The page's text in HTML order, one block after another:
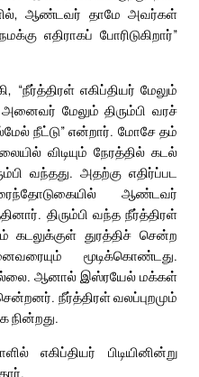
ஆண்டவர் தாமே அவர்கள்
எதிராகப் போரிடுகிறார்”
எகிப்தியர் மேலும்
மேலும் திரும்பி வரச்
நீட்டு” என்றார். மோசே தம்
விடியும் நேரத்தில் கடல்
வந்தது. அதற்கு எதிர்ப்பட
ஆண்டவர்
திரும்பி வந்த நீர்த்திரள்
கடலுக்குள் துரத்திச் சென்ற
மூடிக்கொண்டது.
ஆனால் இஸ்ரயேல் மக்கள்
நீர்த்திரள் வலப்புறமும்
நின்றது.
எகிப்தியர் பிடியினின்று